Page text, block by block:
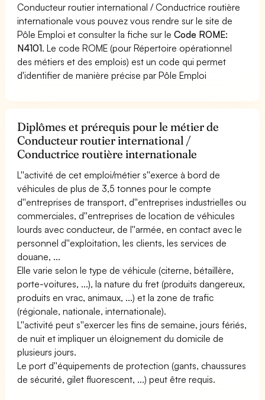
Conducteur routier international / Conductrice routière
internationale vous pouvez vous rendre sur le site de
Pôle Emploi et consulter la fiche sur leCode ROME:
N4101. Le code ROME (pour Répertoire opérationnel
des métiers et des emplois) est un code qui permet
d'identifier de manière précise par Pôle Emploi
Diplômes et prérequis pour le métier de
Conducteur routier international /
Conductrice routière internationale
L''activité de cet emploi/métier s''exerce à bord de
véhicules de plus de 3,5 tonnes pour le compte
d''entreprises de transport, d''entreprises industrielles ou
commerciales, d''entreprises de location de véhicules
lourds avec conducteur, de l''armée, en contact avec le
personnel d''exploitation, les clients, les services de
douane, ...
Elle varie selon le type de véhicule (citerne, bétaillère,
porte-voitures, ...), la nature du fret (produits dangereux,
produits en vrac, animaux, ...) et la zone de trafic
(régionale, nationale, internationale).
L''activité peut s''exercer les fins de semaine, jours fériés,
de nuit et impliquer un éloignement du domicile de
plusieurs jours.
Le port d''équipements de protection (gants, chaussures
de sécurité, gilet fluorescent, ...) peut être requis.